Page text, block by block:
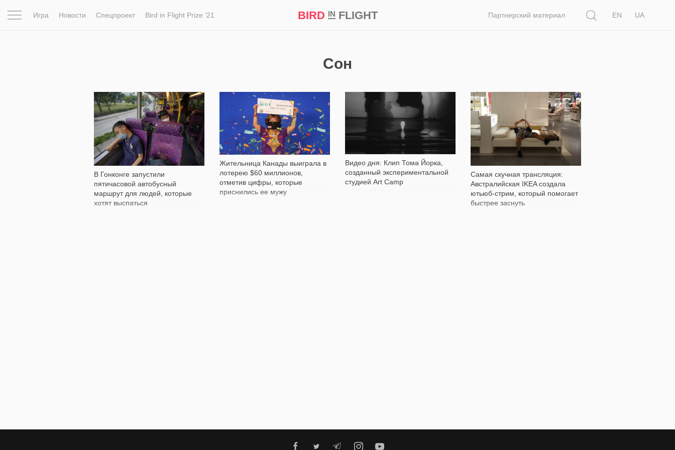
Игра Новости Спецпроект Bird in Flight Prize ‘21 BIRD INFLIGHT Партнерский материал
EN
UA
Сон
В Гонконге запустили
пятичасовой автобусный
маршрут для людей, которые
хотят выспаться
6 948
Жительница Канады выиграла в
лотерею $60 миллионов,
отметив цифры, которые
приснились ее мужу
1 678
Видео дня: Клип Тома Йорка,
созданный экспериментальной
студией Art Camp
Самая скучная трансляция:
Австралийская IKEA создала
ютьюб-стрим, который помогает
быстрее заснуть